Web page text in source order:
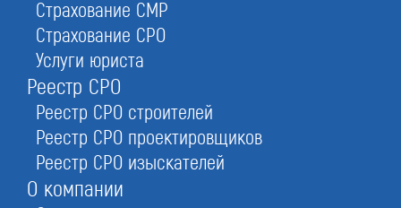
Страхование СМР
Страхование СРО
Услуги юриста
Реестр СРО
Реестр СРО строителей
Реестр СРО проектировщиков
Реестр СРО изыскателей
О компании
сбор документов. Мы решим бюрократические
вопросы, необходимые для старта бизнеса.
Регистрация ООО